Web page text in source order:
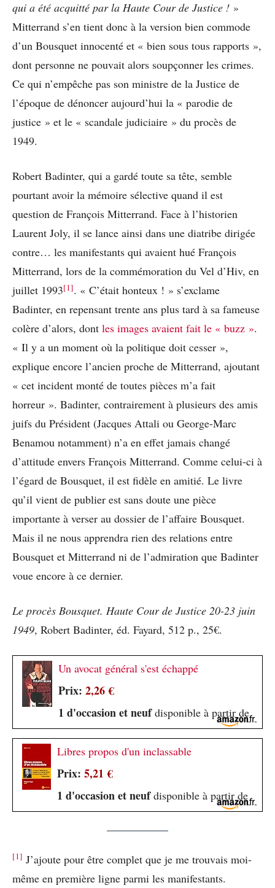
qui a été acquitté par la Haute Cour de Justice ! »
Mitterrand s’en tient donc à la version bien commode
d’un Bousquet innocenté et « bien sous tous rapports »,
dont personne ne pouvait alors soupçonner les crimes.
Ce qui n’empêche pas son ministre de la Justice de
l’époque de dénoncer aujourd’hui la « parodie de
justice » et le « scandale judiciaire » du procès de
1949.
Robert Badinter, qui a gardé toute sa tête, semble
pourtant avoir la mémoire sélective quand il est
question de François Mitterrand. Face à l’historien
Laurent Joly, il se lance ainsi dans une diatribe dirigée
contre… les manifestants qui avaient hué François
Mitterrand, lors de la commémoration du Vel d’Hiv, en
juillet 1993[1]. « C’était honteux ! » s’exclame
Badinter, en repensant trente ans plus tard à sa fameuse
colère d’alors, dont les images avaient fait le « buzz ».
« Il y a un moment où la politique doit cesser »,
explique encore l’ancien proche de Mitterrand, ajoutant
« cet incident monté de toutes pièces m’a fait
horreur ». Badinter, contrairement à plusieurs des amis
juifs du Président (Jacques Attali ou George-Marc
Benamou notamment) n’a en effet jamais changé
d’attitude envers François Mitterrand. Comme celui-ci à
l’égard de Bousquet, il est fidèle en amitié. Le livre
qu’il vient de publier est sans doute une pièce
importante à verser au dossier de l’affaire Bousquet.
Mais il ne nous apprendra rien des relations entre
Bousquet et Mitterrand ni de l’admiration que Badinter
voue encore à ce dernier.
Le procès Bousquet. Haute Cour de Justice 20-23 juin
1949, Robert Badinter, éd. Fayard, 512 p., 25€.
Un avocat général s'est échappé
Prix: 2,26 €
1 d'occasion et neufdisponible à partir de
Libres propos d'un inclassable
Prix: 5,21 €
1 d'occasion et neufdisponible à partir de
[1] J’ajoute pour être complet que je me trouvais moi-
même en première ligne parmi les manifestants.